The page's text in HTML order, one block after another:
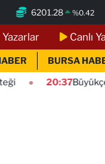
6201.28 %0.42
Yazarlar Canlı
BURSA
Büyükçekmece